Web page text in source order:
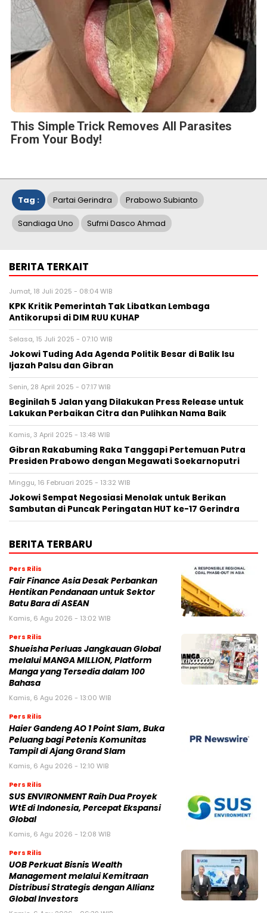
This Simple Trick Removes All Parasites
From Your Body!
Tag : Partai Gerindra Prabowo Subianto
Sandiaga Uno Sufmi Dasco Ahmad
BERITA TERKAIT
Jumat, 18 Juli 2025 - 08:04 WIB
KPK Kritik Pemerintah Tak Libatkan Lembaga
Antikorupsi di DIM RUU KUHAP
Selasa, 15 Juli 2025 - 07:10 WIB
Jokowi Tuding Ada Agenda Politik Besar di Balik Isu
Ijazah Palsu dan Gibran
Senin, 28 April 2025 - 07:17 WIB
Beginilah 5 Jalan yang Dilakukan Press Release untuk
Lakukan Perbaikan Citra dan Pulihkan Nama Baik
Kamis, 3 April 2025 - 13:48 WIB
Gibran Rakabuming Raka Tanggapi Pertemuan Putra
Presiden Prabowo dengan Megawati Soekarnoputri
Minggu, 16 Februari 2025 - 13:32 WIB
Jokowi Sempat Negosiasi Menolak untuk Berikan
Sambutan di Puncak Peringatan HUT ke-17 Gerindra
BERITA TERBARU
Pers Rilis
Fair Finance Asia Desak Perbankan
Hentikan Pendanaan untuk Sektor
Batu Bara di ASEAN
Kamis, 6 Agu 2026 - 13:02 WIB
Pers Rilis
Shueisha Perluas Jangkauan Global
melalui MANGA MILLION, Platform
Manga yang Tersedia dalam 100
Bahasa
Kamis, 6 Agu 2026 - 13:00 WIB
Pers Rilis
Haier Gandeng AO 1 Point Slam, Buka
Peluang bagi Petenis Komunitas
Tampil di Ajang Grand Slam
Kamis, 6 Agu 2026 - 12:10 WIB
Pers Rilis
SUS ENVIRONMENT Raih Dua Proyek
WtE di Indonesia, Percepat Ekspansi
Global
Kamis, 6 Agu 2026 - 12:08 WIB
Pers Rilis
UOB Perkuat Bisnis Wealth
Management melalui Kemitraan
Distribusi Strategis dengan Allianz
Global Investors